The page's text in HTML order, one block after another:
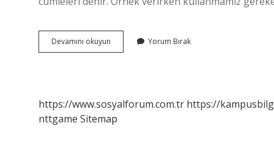
Devamını okuyun Örneklendirme
Cümleleri
Yorum Bırak
https://www.sosyalforum.com.tr https://
nttgame Sitemap